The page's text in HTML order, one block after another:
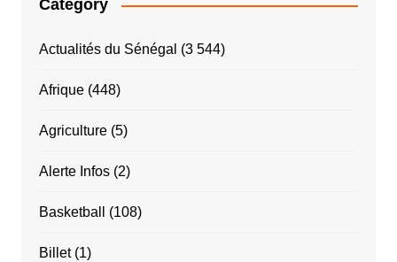
Category
Actualités du Sénégal (3 544)
Afrique(448)
Agriculture(5)
Alerte Infos(2)
Basketball (108)
Billet(1)